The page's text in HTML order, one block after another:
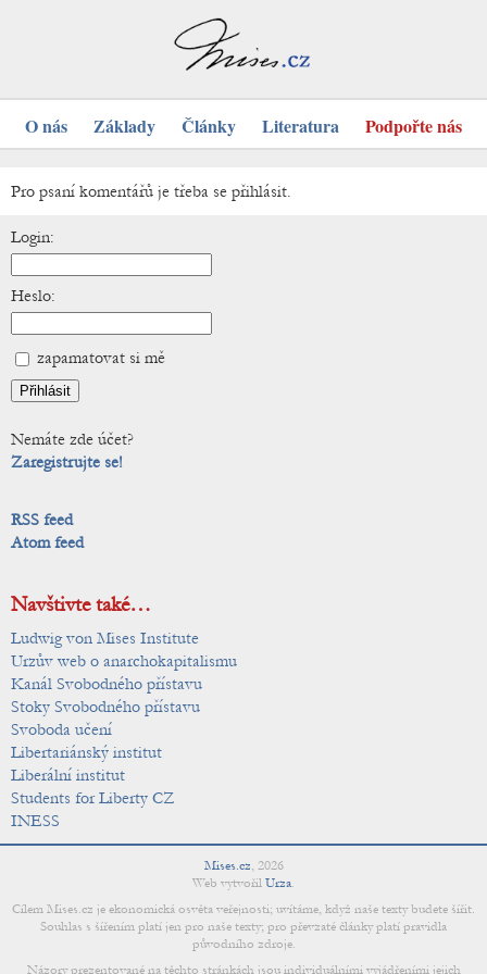
O nás Základy Články Literatura Podpořte nás
Pro psaní komentářů je třeba se přihlásit.
Login:
Heslo:
zapamatovat si mě
Nemáte zde účet?
Zaregistrujte se!
RSS feed
Atom feed
Navštivte také…
Ludwig von Mises Institute
Urzův web o anarchokapitalismu
Kanál Svobodného přístavu
Stoky Svobodného přístavu
Svoboda učení
Libertariánský institut
Liberální institut
Students for Liberty CZ
INESS
Mises.cz, 2026
Web vytvořil Urza.
Cílem Mises.cz je ekonomická osvěta veřejnosti; uvítáme, když naše texty budete šířit.
Souhlas s šířením platí jen pro naše texty; pro převzaté články platí pravidla
původního zdroje.
Názory prezentované na těchto stránkách jsou individuálními vyjádřeními jejich